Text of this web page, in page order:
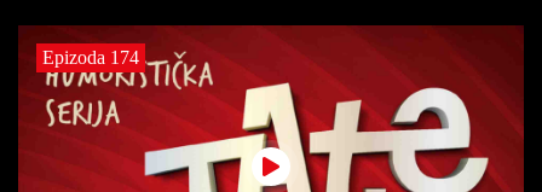
Epizoda 174